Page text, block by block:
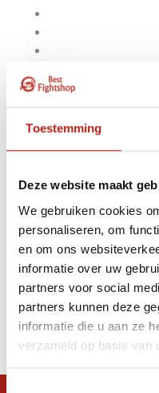
Toestemming
Deze website maakt
We gebruiken cookies
personaliseren, om
en om ons
informatie over uw
partners voor social
partners kunnen deze
informatie die u aan ze
verzameld op basis van
Apply filters
Producten
Filter
Sorteren op